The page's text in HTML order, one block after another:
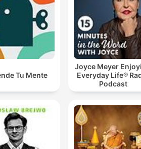
Tu Mente
Joyce Meyer
Everyday Life®
Podcast